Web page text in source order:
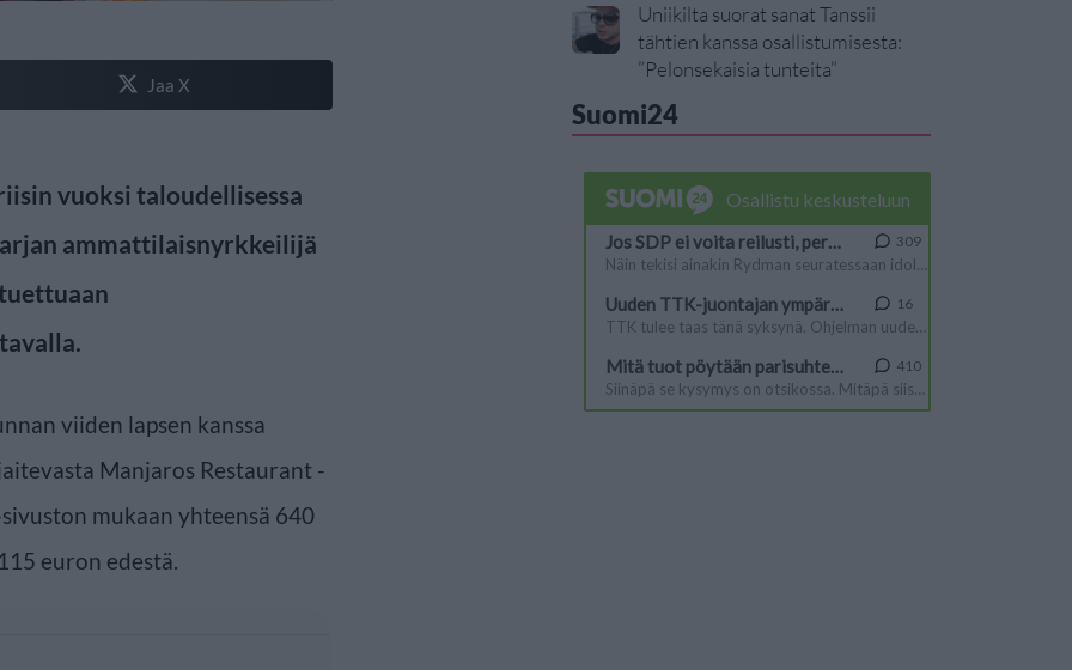
Jaa X
vuoksi taloudellisessa
ammattilaisnyrkkeilijä
viiden lapsen kanssa
Manjaros Restaurant -
mukaan yhteensä 640
euron edestä.
Uniikilta suorat sanat Tanssii
tähtien kanssa osallistumisesta:
”Pelonsekaisia tunteita”
Suomi24